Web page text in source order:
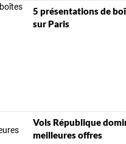
5 présentations de
sur Paris
Vols République
meilleures offres